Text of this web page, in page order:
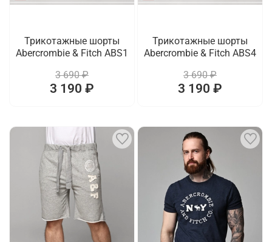
Трикотажные шорты
Abercrombie & Fitch ABS1
3 690 ₽
3 190 ₽
Трикотажные шорты
Abercrombie & Fitch ABS4
3 690 ₽
3 190 ₽